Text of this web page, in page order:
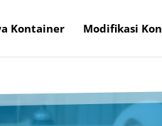
Kontainer Modifikasi